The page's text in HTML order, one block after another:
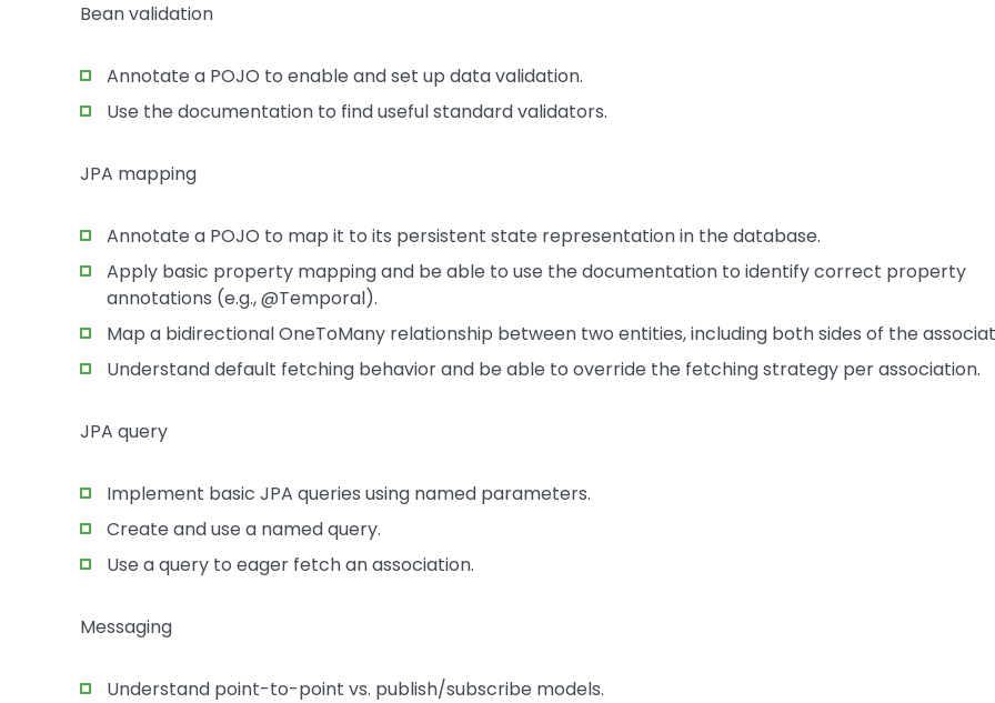
Bean validation
Annotate a POJO to enable and set up data validation.
Use the documentation to find useful standard validators.
JPA mapping
Annotate a POJO to map it to its persistent state representation in the database.
Apply basic property mapping and be able to use the documentation to identify correct property
annotations (e.g., @Temporal).
Map a bidirectional OneToMany relationship between two entities, including both sides of the
Understand default fetching behavior and be able to override the fetching strategy per association.
JPA query
Implement basic JPA queries using named parameters.
Create and use a named query.
Use a query to eager fetch an association.
Messaging
Understand point-to-point vs. publish/subscribe models.